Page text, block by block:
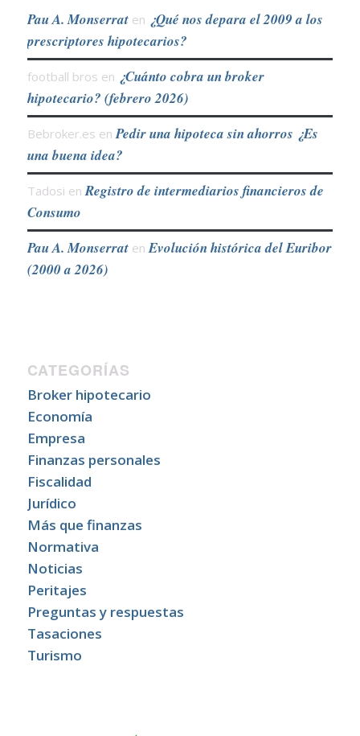
Pau A. Monserraten ¿Qué nos depara el 2009 a los
prescriptores hipotecarios?
football bros en ¿Cuánto cobra un broker
hipotecario? (febrero 2026)
Bebroker.es en Pedir una hipoteca sin ahorros ¿Es
una buena idea?
Tadosi en Registro de intermediarios financieros de
Consumo
Pau A. Monserraten Evolución histórica del Euribor
(2000 a 2026)
CATEGORÍAS
Broker hipotecario
Economía
Empresa
Finanzas personales
Fiscalidad
Jurídico
Más que finanzas
Normativa
Noticias
Peritajes
Preguntas y respuestas
Tasaciones
Turismo